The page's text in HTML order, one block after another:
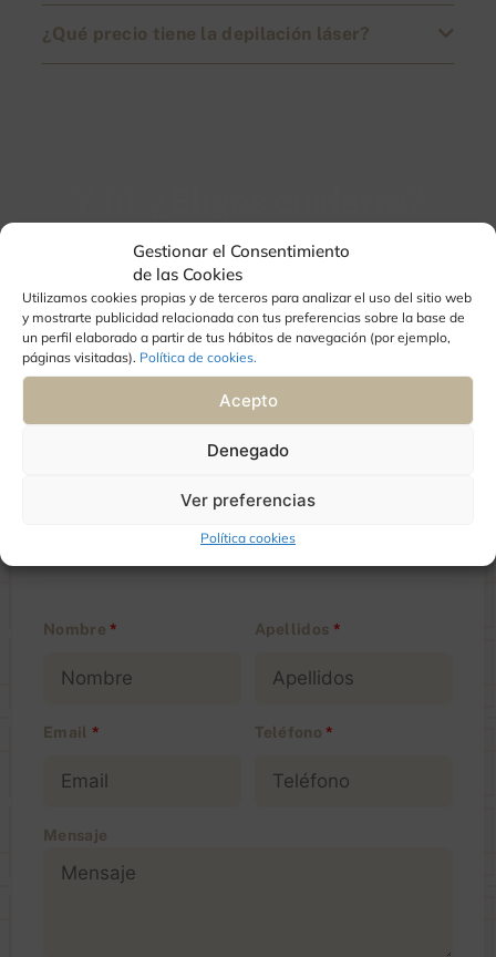
Gestionar el Consentimiento
de las Cookies
Utilizamos cookies propias y de terceros para analizar el uso del sitio web
y mostrarte publicidad relacionada con tus preferencias sobre la base de
un perfil elaborado a partir de tus hábitos de navegación (por ejemplo,
páginas visitadas). Política de cookies.
Acepto
Denegado
Ver preferencias
Política cookies
¿Qué precio tiene la depilación láser?
Nos puedes encontrar en Aguadulce,
Almería.
950 880 542
Nombre * Apellidos *
Email * Teléfono *
Mensaje